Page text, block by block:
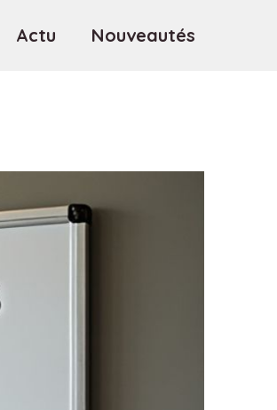
Actu Nouveautés